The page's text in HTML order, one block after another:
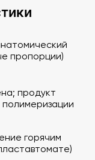
способами
манипуляций на
смены
пропорции)
продукт
горячим